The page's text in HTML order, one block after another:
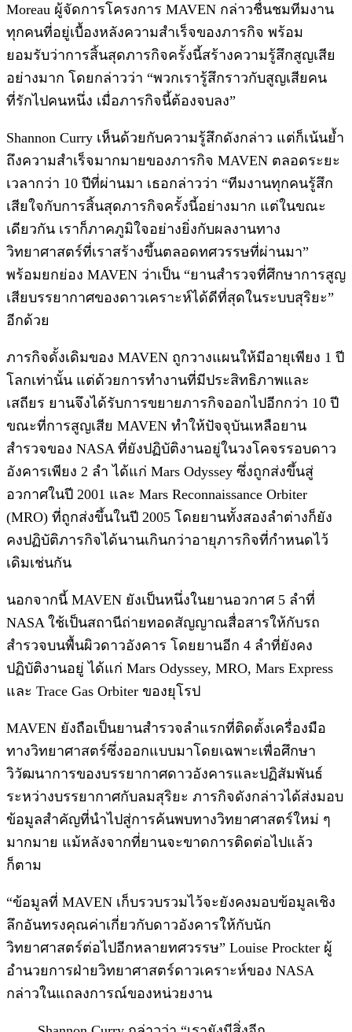
Moreau ผู้จัดการโครงการ MAVEN กล่าวชื่นชมทีมงาน
ทุกคนที่อยู่เบื้องหลังความสำเร็จของภารกิจ พร้อม
ยอมรับว่าการสิ้นสุดภารกิจครั้งนี้สร้างความรู้สึกสูญเสีย
อย่างมาก โดยกล่าวว่า “พวกเรารู้สึกราวกับสูญเสียคน
ที่รักไปคนหนึ่ง เมื่อภารกิจนี้ต้องจบลง”
Shannon Curry เห็นด้วยกับความรู้สึกดังกล่าว แต่ก็เน้นย้ำ
ถึงความสำเร็จมากมายของภารกิจ MAVEN ตลอดระยะ
เวลากว่า 10 ปีที่ผ่านมา เธอกล่าวว่า “ทีมงานทุกคนรู้สึก
เสียใจกับการสิ้นสุดภารกิจครั้งนี้อย่างมาก แต่ในขณะ
เดียวกัน เราก็ภาคภูมิใจอย่างยิ่งกับผลงานทาง
วิทยาศาสตร์ที่เราสร้างขึ้นตลอดทศวรรษที่ผ่านมา”
พร้อมยกย่อง MAVEN ว่าเป็น “ยานสำรวจที่ศึกษาการสูญ
เสียบรรยากาศของดาวเคราะห์ได้ดีที่สุดในระบบสุริยะ”
อีกด้วย
ภารกิจดั้งเดิมของ MAVEN ถูกวางแผนให้มีอายุเพียง 1 ปี
โลกเท่านั้น แต่ด้วยการทำงานที่มีประสิทธิภาพและ
เสถียร ยานจึงได้รับการขยายภารกิจออกไปอีกกว่า 10 ปี
ขณะที่การสูญเสีย MAVEN ทำให้ปัจจุบันเหลือยาน
สำรวจของ NASA ที่ยังปฏิบัติงานอยู่ในวงโคจรรอบดาว
อังคารเพียง 2 ลำ ได้แก่ Mars Odyssey ซึ่งถูกส่งขึ้นสู่
อวกาศในปี 2001 และ Mars Reconnaissance Orbiter
(MRO) ที่ถูกส่งขึ้นในปี 2005 โดยยานทั้งสองลำต่างก็ยัง
คงปฏิบัติภารกิจได้นานเกินกว่าอายุภารกิจที่กำหนดไว้
เดิมเช่นกัน
นอกจากนี้ MAVEN ยังเป็นหนึ่งในยานอวกาศ 5 ลำที่
NASA ใช้เป็นสถานีถ่ายทอดสัญญาณสื่อสารให้กับรถ
สำรวจบนพื้นผิวดาวอังคาร โดยยานอีก 4 ลำที่ยังคง
ปฏิบัติงานอยู่ ได้แก่ Mars Odyssey, MRO, Mars Express
และ Trace Gas Orbiter ของยุโรป
MAVEN ยังถือเป็นยานสำรวจลำแรกที่ติดตั้งเครื่องมือ
ทางวิทยาศาสตร์ซึ่งออกแบบมาโดยเฉพาะเพื่อศึกษา
วิวัฒนาการของบรรยากาศดาวอังคารและปฏิสัมพันธ์
ระหว่างบรรยากาศกับลมสุริยะ ภารกิจดังกล่าวได้ส่งมอบ
ข้อมูลสำคัญที่นำไปสู่การค้นพบทางวิทยาศาสตร์ใหม่ ๆ
มากมาย แม้หลังจากที่ยานจะขาดการติดต่อไปแล้ว
ก็ตาม
“ข้อมูลที่ MAVEN เก็บรวบรวมไว้จะยังคงมอบข้อมูลเชิง
ลึกอันทรงคุณค่าเกี่ยวกับดาวอังคารให้กับนัก
วิทยาศาสตร์ต่อไปอีกหลายทศวรรษ” Louise Prockter ผู้
อำนวยการฝ่ายวิทยาศาสตร์ดาวเคราะห์ของ NASA
กล่าวในแถลงการณ์ของหน่วยงาน